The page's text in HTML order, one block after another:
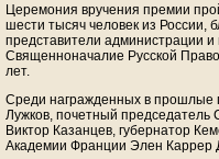
Церемония вручения премии
шести тысяч человек из России,
представители администрации
Священноначалие Русской
лет.
Среди награжденных в прошлые
Лужков, почетный
Виктор Казанцев, губернатор
Академии Франции Элен Каррер